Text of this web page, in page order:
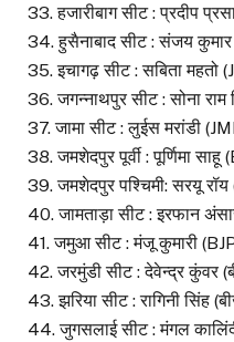
33. हजारीबाग सीट : प्रदीप
34. हुसैनाबाद सीट : संजय कुमार
35. इचागढ़ सीट : सबिता महतो
36. जगन्नाथपुर सीट : सोना
37. जामा सीट : लुईस मरांडी
38. जमशेदपुर पूर्वी : पूर्णिमा साहू
39. जमशेदपुर पश्चिमी: सरयू
40. जामताड़ा सीट : इरफान
41. जमुआ सीट : मंजू कुमारी
42. जरमुंडी सीट : देवेन्द्र कुंवर
43. झरिया सीट : रागिनी सिंह
44. जुगसलाई सीट : मंगल